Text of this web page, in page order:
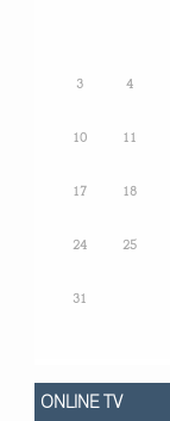
3 4
10 11
17 18
24 25
31
ONLINE TV